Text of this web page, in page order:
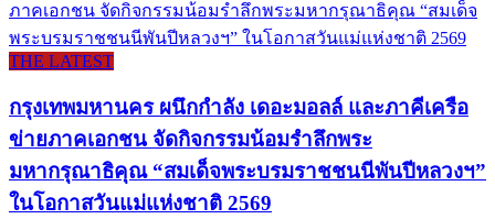
THE LATEST
กรุงเทพมหานคร ผนึกกำลัง เดอะมอลล์ และภาคีเครือ
ข่ายภาคเอกชน จัดกิจกรรมน้อมรำลึกพระ
มหากรุณาธิคุณ “สมเด็จพระบรมราชชนนีพันปีหลวงฯ”
ในโอกาสวันแม่แห่งชาติ 2569